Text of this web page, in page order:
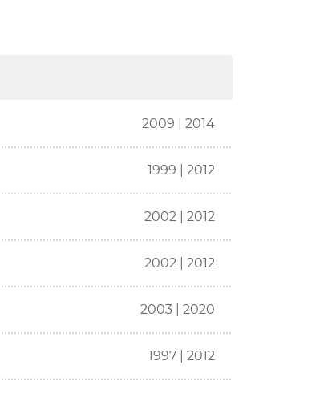
2009 | 2014
1999 | 2012
2002 | 2012
2002 | 2012
2003 | 2020
1997 | 2012